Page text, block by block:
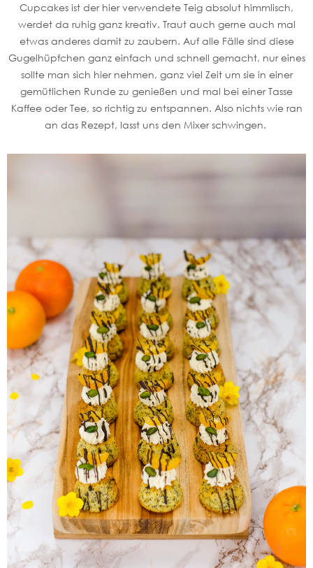
Cupcakes ist der hier verwendete Teig absolut himmlisch,
werdet da ruhig ganz kreativ. Traut auch gerne auch mal
etwas anderes damit zu zaubern. Auf alle Fälle sind diese
Gugelhüpfchen ganz einfach und schnell gemacht, nur eines
sollte man sich hier nehmen, ganz viel Zeit um sie in einer
gemütlichen Runde zu genießen und mal bei einer Tasse
Kaffee oder Tee, so richtig zu entspannen. Also nichts wie ran
an das Rezept, lasst uns den Mixer schwingen.